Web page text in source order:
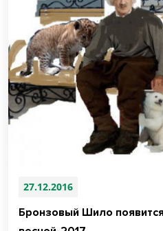
27.12.2016
Бронзовый Шило